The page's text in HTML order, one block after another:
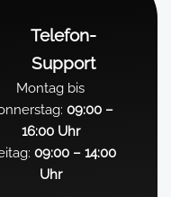
Telefon-
Support
Montag bis
09:00 –
16:00 Uhr
09:00 – 14:00
Uhr